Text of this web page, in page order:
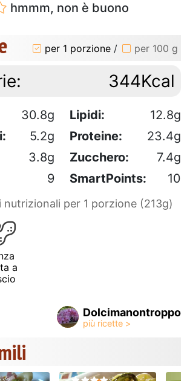
hmmm, non è buono
per 1 porzione / per 100 g
344Kcal
30.8g Lipidi:
12.8g
5.2g Proteine:
23.4g
3.8g Zucchero:
7.4g
9 SmartPoints: 10
per 1 porzione (213g)
a
Dolcimanontroppo